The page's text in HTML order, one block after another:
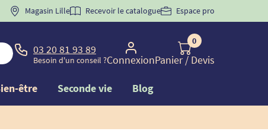
BIENVENUE" pourla 1ère commande d'incontinence
Magasin Lille Recevoir le catalogue Espace pro
03 20 81 93 89
Besoin d'un conseil ?Connexion
0
Panier/ Devis
être Seconde vie Blog